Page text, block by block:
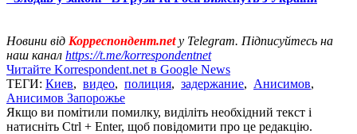
Новини від Корреспондент.netу Telegram. Підписуйтесь на
наш канал https://t.me/korrespondentnet
Читайте Korrespondent.net в Google News
ТЕГИ: Киев, видео, полиция, задержание, Анисимов,
Анисимов Запорожье
Якщо ви помітили помилку, виділіть необхідний текст і
натисніть Ctrl + Enter, щоб повідомити про це редакцію.